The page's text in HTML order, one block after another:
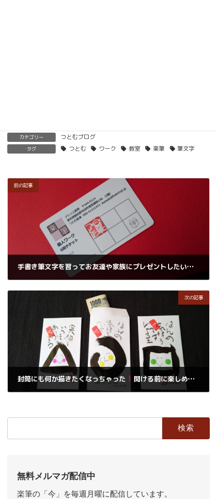
カテゴリー つとむブログ
タグ つとむ ワーク 教室 楽筆 筆文字
前の記事
手書き筆文字を習ってお友達や家族にプレゼントしたい方のために個人ワークをお勧めします
次の記事
封筒にも何か描きたくなっちゃった 開ける前に楽しめるよね
無料メルマガ配信中
楽筆の「今」を毎週月曜に配信しています。